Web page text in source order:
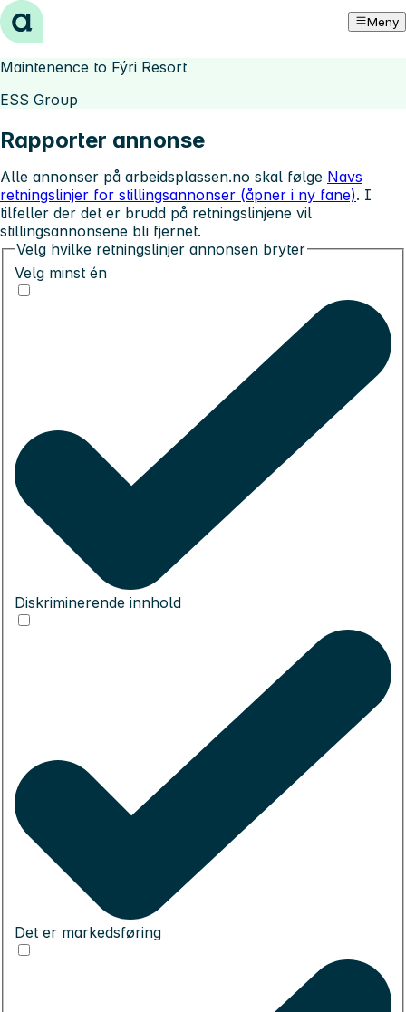
Hopp til innhold Meny
Maintenence to Fýri Resort
ESS Group
Rapporter annonse
Alle annonser på arbeidsplassen.no skal følge Navs
retningslinjer for stillingsannonser (åpner i ny fane). I
tilfeller der det er brudd på retningslinjene vil
stillingsannonsene bli fjernet.
Velg hvilke retningslinjer annonsen bryter
Velg minst én
Diskriminerende innhold
Det er markedsføring